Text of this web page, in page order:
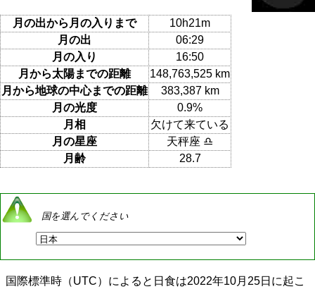
月の出から月の入りまで
10h21m
月の出
06:29
月の入り
16:50
月から太陽までの距離
148,763,525 km
月から地球の中心までの距離
383,387 km
月の光度
0.9%
月相
欠けて来ている
月の星座
天秤座 ♎
月齢
28.7
国を選んでください
国際標準時（UTC）によると日食は2022年10月25日に起こ